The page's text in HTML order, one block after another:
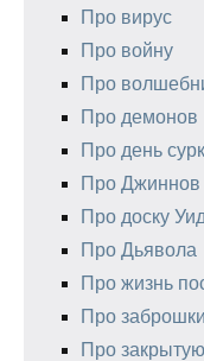
Про вирус
Про войну
Про
Про демонов
Про день
Про Джиннов
Про доску
Про Дьявола
Про жизнь
Про заброшки
Про